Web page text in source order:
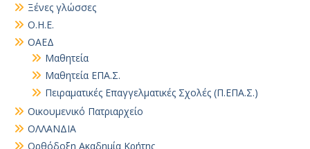
Ξένες γλώσσες
Ο.Η.Ε.
ΟΑΕΔ
Μαθητεία
Μαθητεία ΕΠΑ.Σ.
Πειραματικές Επαγγελματικές Σχολές (Π.ΕΠΑ.Σ.)
Οικουμενικό Πατριαρχείο
ΟΛΛΑΝΔΙΑ
Ορθόδοξη Ακαδημία Κρήτης